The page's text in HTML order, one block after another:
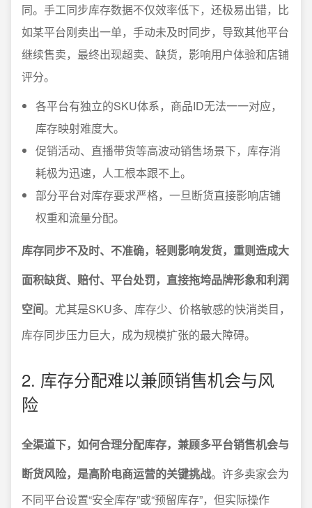
同。手工同步库存数据不仅效率低下，还极易出错，比
如某平台刚卖出一单，手动未及时同步，导致其他平台
继续售卖，最终出现超卖、缺货，影响用户体验和店铺
评分。
各平台有独立的SKU体系，商品ID无法一一对应，
库存映射难度大。
促销活动、直播带货等高波动销售场景下，库存消
耗极为迅速，人工根本跟不上。
部分平台对库存要求严格，一旦断货直接影响店铺
权重和流量分配。
库存同步不及时、不准确，轻则影响发货，重则造成大
面积缺货、赔付、平台处罚，直接拖垮品牌形象和利润
空间。尤其是SKU多、库存少、价格敏感的快消类目，
库存同步压力巨大，成为规模扩张的最大障碍。
2. 库存分配难以兼顾销售机会与风
险
全渠道下，如何合理分配库存，兼顾多平台销售机会与
断货风险，是高阶电商运营的关键挑战。许多卖家会为
不同平台设置“安全库存”或“预留库存”，但实际操作